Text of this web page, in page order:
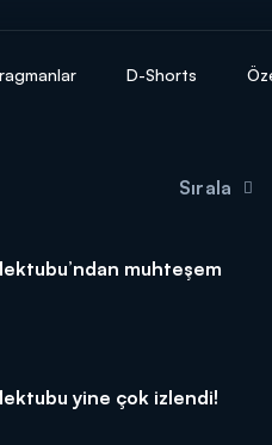
D-Shorts
Sırala
muhteşem
yine çok izlendi!